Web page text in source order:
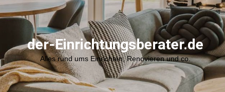
der-Einrichtungsberater.de
Alles rund ums Einrichten, Renovieren und co.